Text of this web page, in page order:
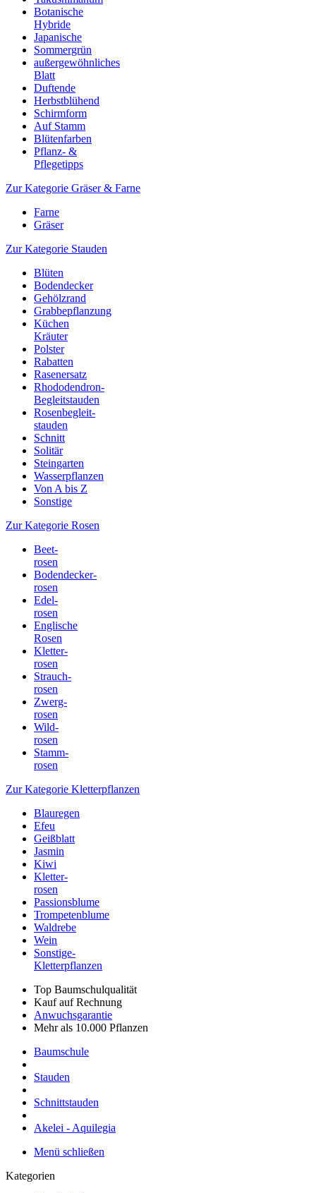
Botanische
Hybride
Japanische
Sommergrün
außergewöhnliches
Blatt
Duftende
Herbstblühend
Schirmform
Auf Stamm
Blütenfarben
Pflanz- &
Pflegetipps
Zur Kategorie Gräser & Farne
Farne
Gräser
Zur Kategorie Stauden
Blüten
Bodendecker
Gehölzrand
Grabbepflanzung
Küchen
Kräuter
Polster
Rabatten
Rasenersatz
Rhododendron-
Begleitstauden
Rosenbegleit-
stauden
Schnitt
Solitär
Steingarten
Wasserpflanzen
Von A bis Z
Sonstige
Zur Kategorie Rosen
Beet-
rosen
Bodendecker-
rosen
Edel-
rosen
Englische
Rosen
Kletter-
rosen
Strauch-
rosen
Zwerg-
rosen
Wild-
rosen
Stamm-
rosen
Zur Kategorie Kletterpflanzen
Blauregen
Efeu
Geißblatt
Jasmin
Kiwi
Kletter-
rosen
Passionsblume
Trompetenblume
Waldrebe
Wein
Sonstige-
Kletterpflanzen
Top Baumschulqualität
Kauf auf Rechnung
Anwuchsgarantie
Mehr als 10.000 Pflanzen
Baumschule
Stauden
Schnittstauden
Akelei - Aquilegia
Menü schließen
Kategorien